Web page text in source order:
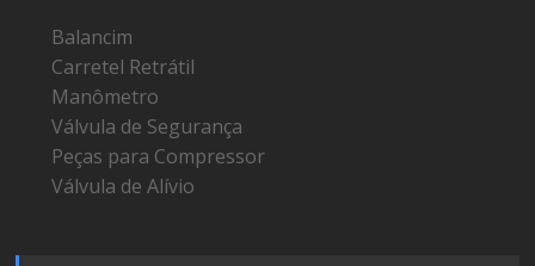
Balancim
Carretel Retrátil
Manômetro
Válvula de Segurança
Peças para Compressor
Válvula de Alívio